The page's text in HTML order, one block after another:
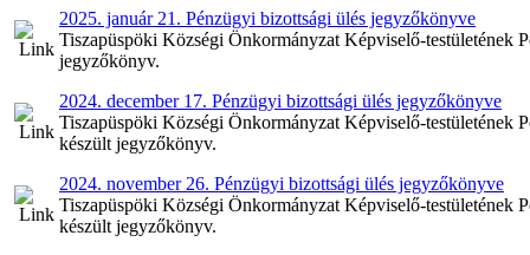
2025. január 21. Pénzügyi bizottsági ülés jegyzőkönyve
Tiszapüspöki Községi Önkormányzat Képviselő-testületének
jegyzőkönyv.
2024. december 17. Pénzügyi bizottsági ülés jegyzőkönyve
Tiszapüspöki Községi Önkormányzat Képviselő-testületének
készült jegyzőkönyv.
2024. november 26. Pénzügyi bizottsági ülés jegyzőkönyve
Tiszapüspöki Községi Önkormányzat Képviselő-testületének
készült jegyzőkönyv.